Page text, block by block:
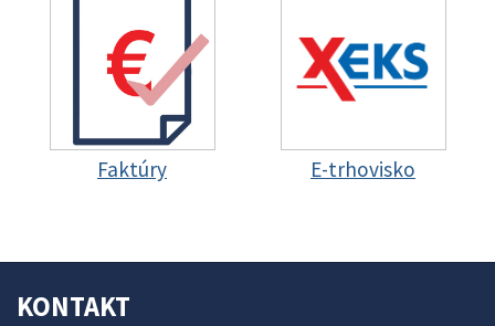
Faktúry E-trhovisko
KONTAKT